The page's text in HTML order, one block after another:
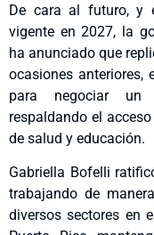
De cara al futuro, y
vigente en 2027, la
ha anunciado que
ocasiones anteriores,
para negociar un
respaldando el
de salud y educación.
Gabriella Bofelli
trabajando de
diversos sectores en